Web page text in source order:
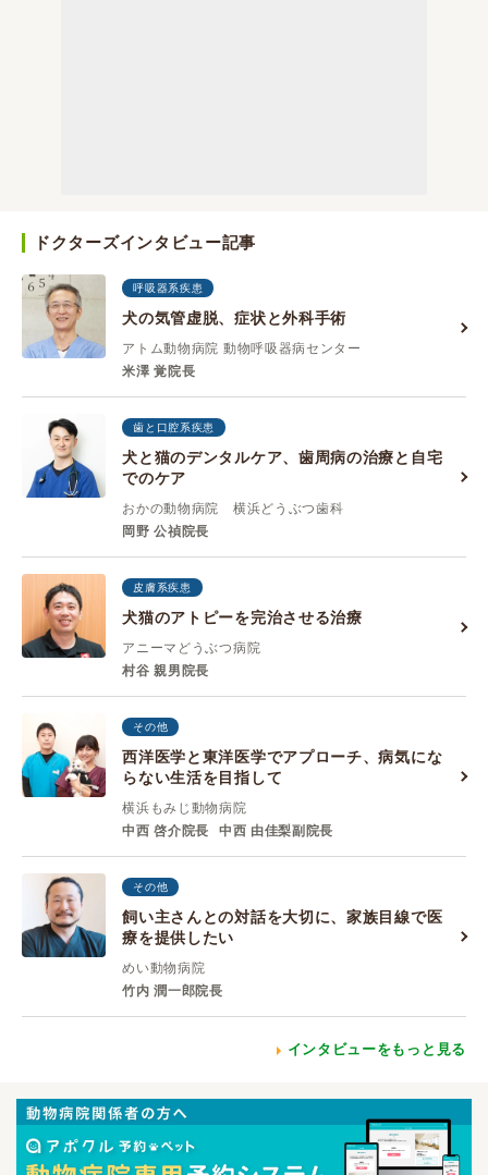
ドクターズインタビュー記事
呼吸器系疾患
犬の気管虚脱、症状と外科手術
アトム動物病院 動物呼吸器病センター
米澤 覚院長
歯と口腔系疾患
犬と猫のデンタルケア、歯周病の治療と自宅
でのケア
おかの動物病院 横浜どうぶつ歯科
岡野 公禎院長
皮膚系疾患
犬猫のアトピーを完治させる治療
アニーマどうぶつ病院
村谷 親男院長
その他
西洋医学と東洋医学でアプローチ、病気にな
らない生活を目指して
横浜もみじ動物病院
中西 啓介院長
中西 由佳梨副院長
その他
飼い主さんとの対話を大切に、家族目線で医
療を提供したい
めい動物病院
竹内 潤一郎院長
インタビューをもっと見る